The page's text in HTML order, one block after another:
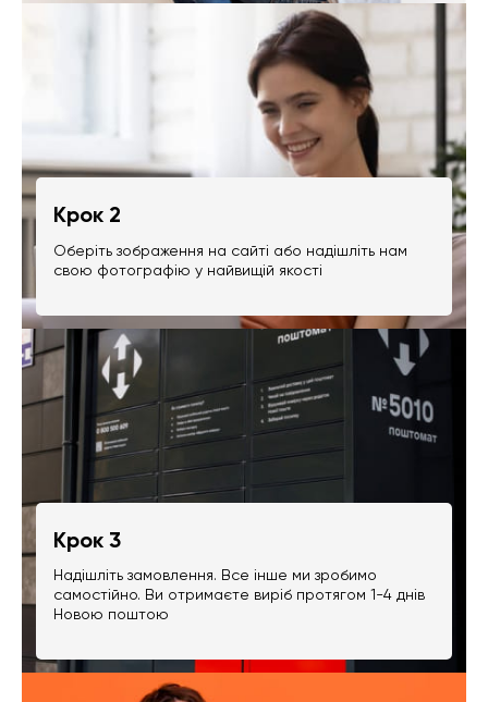
Крок 2
Оберіть зображення на сайті або надішліть нам
свою фотографію у найвищій якості
Крок 3
Надішліть замовлення. Все інше ми зробимо
самостійно. Ви отримаєте виріб протягом 1-4 днів
Новою поштою